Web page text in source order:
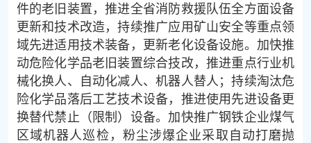
件的老旧装置，推进全省消防救援队伍全方面设备
更新和技术改造，持续推广应用矿山安全等重点领
域先进适用技术装备，更新老化设备设施。加快推
动危险化学品老旧装置综合技改，推进重点行业机
械化换人、自动化减人、机器人替人；持续淘汰危
险化学品落后工艺技术设备，推进使用先进设备更
换替代禁止（限制）设备。加快推广钢铁企业煤气
区域机器人巡检，粉尘涉爆企业采取自动打磨抛